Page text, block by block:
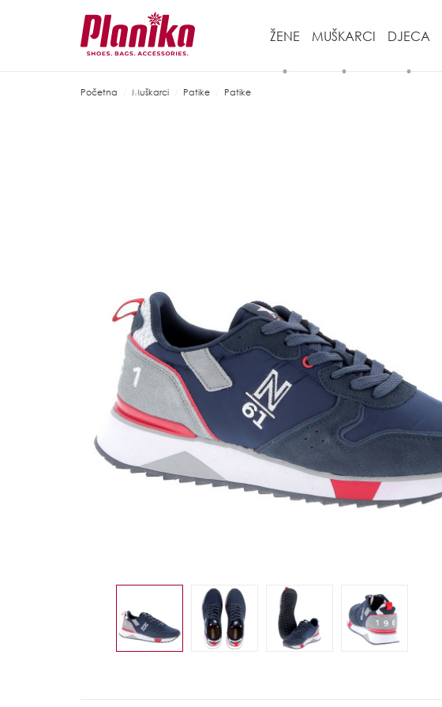
ŽENE MUŠKARCI DJECA
Početna Muškarci Patike Patike